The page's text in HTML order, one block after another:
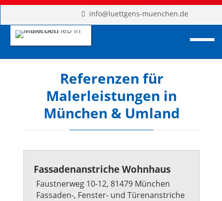
info@luettgens-muenchen.de
Referenzen für
Malerleistungen in
München & Umland
Fassadenanstriche Wohnhaus
Faustnerweg 10-12, 81479 München
Fassaden-, Fenster- und Türenanstriche